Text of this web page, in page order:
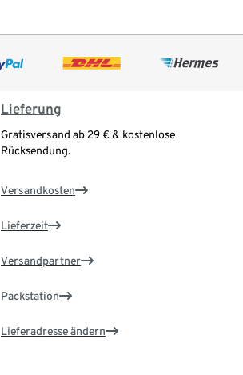
Lieferung
Gratisversand ab 29 € & kostenlose
Rücksendung.
Versandkosten
Lieferzeit
Versandpartner
Packstation
Lieferadresse ändern